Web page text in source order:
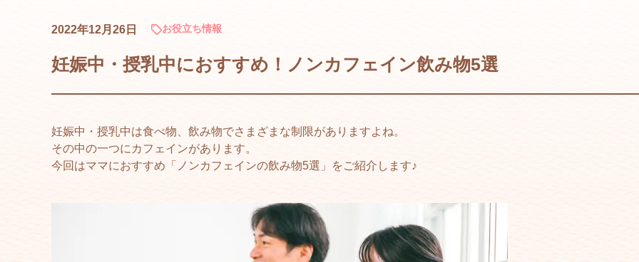
2022年12月26日 お役立ち情報
妊娠中・授乳中におすすめ！ノンカフェイン飲み物5選
妊娠中・授乳中は食べ物、飲み物でさまざまな制限がありますよね。
その中の一つにカフェインがあります。
今回はママにおすすめ「ノンカフェインの飲み物5選」をご紹介します♪